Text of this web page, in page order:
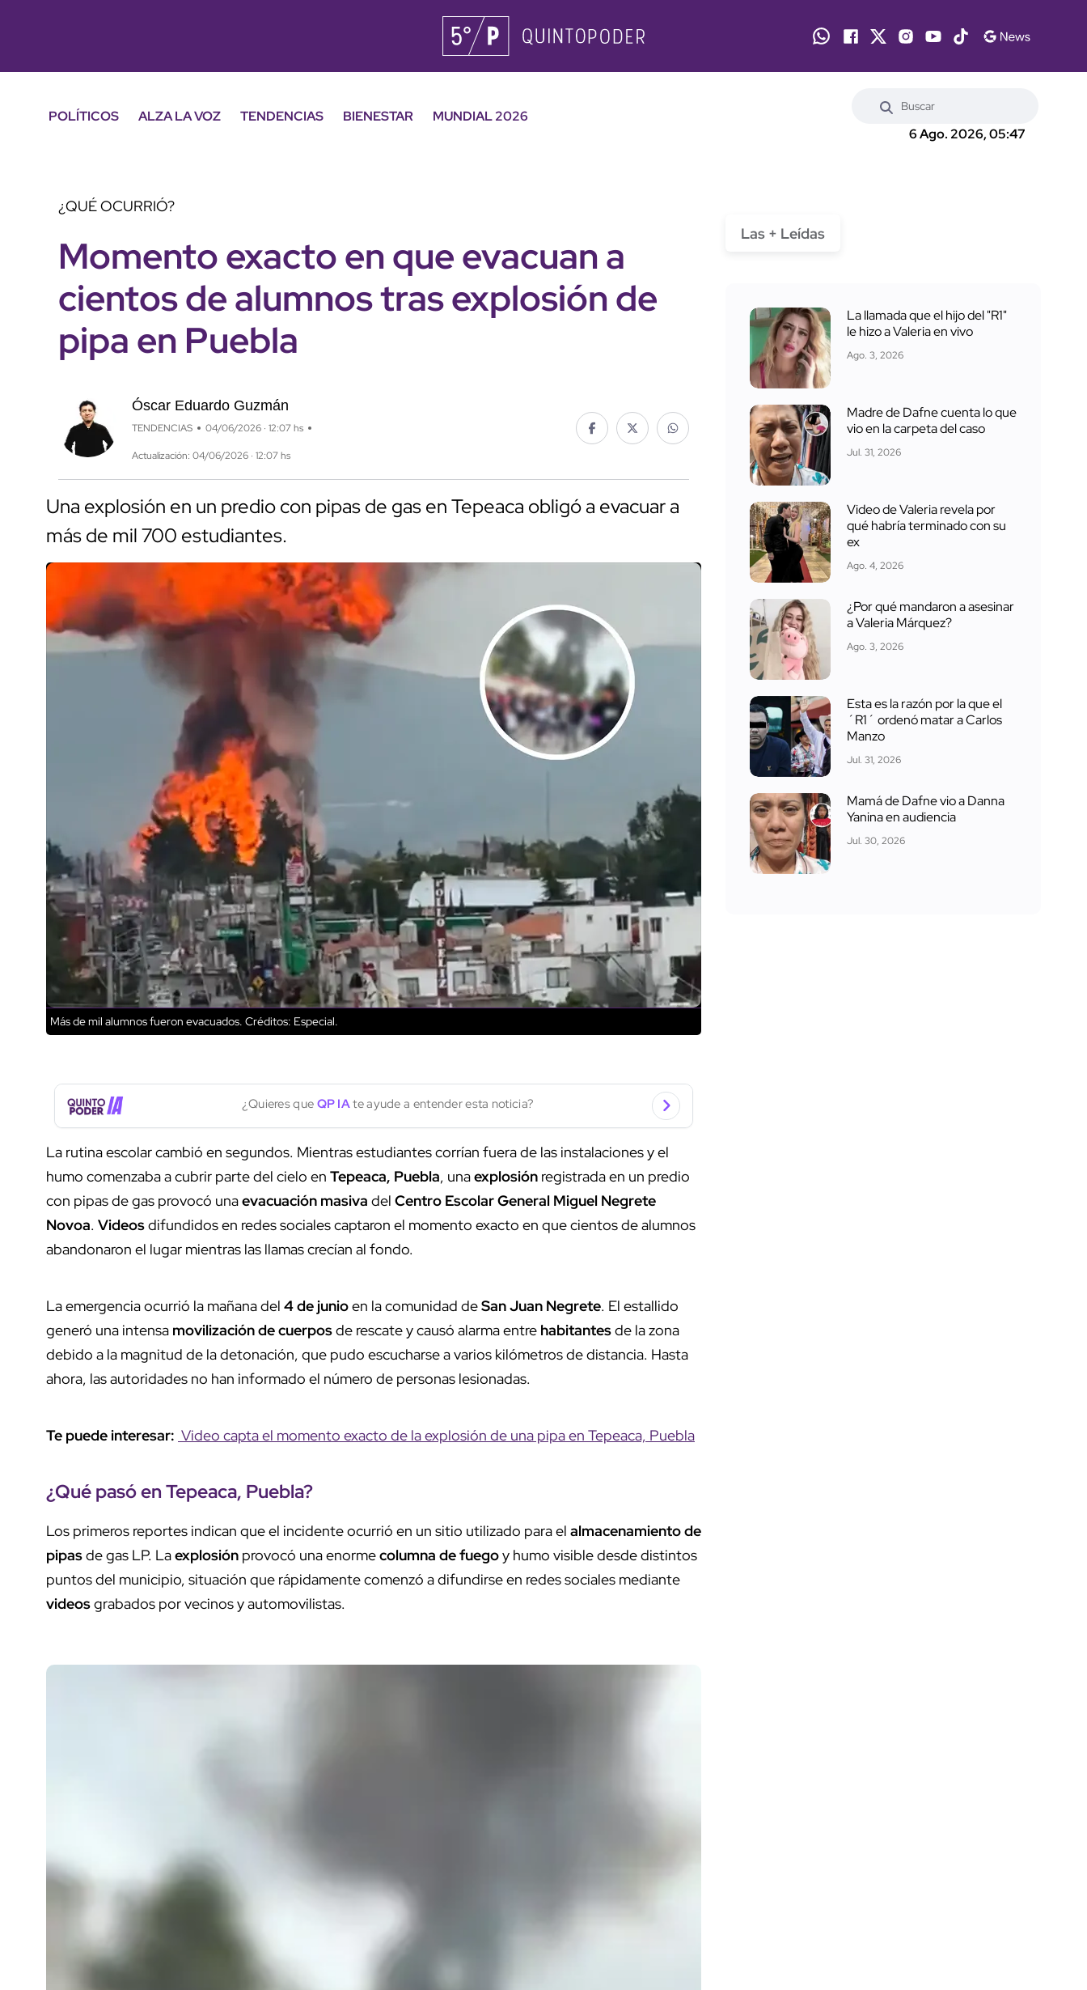
POLÍTICOS ALZA LA VOZ TENDENCIAS BIENESTAR
MUNDIAL 2026
6 Ago. 2026, 05:47
¿QUÉ OCURRIÓ?
Momento exacto en que evacuan a
cientos de alumnos tras explosión de
pipa en Puebla
Óscar Eduardo Guzmán
TENDENCIAS 04/06/2026 · 12:07 hs
Actualización: 04/06/2026 · 12:07 hs
Una explosión en un predio con pipas de gas en Tepeaca obligó a evacuar a
más de mil 700 estudiantes.
Más de mil alumnos fueron evacuados. Créditos: Especial.
¿Quieres que QP IAte ayude a entender esta noticia?
La rutina escolar cambió en segundos. Mientras estudiantes corrían fuera de las instalaciones y el
humo comenzaba a cubrir parte del cielo en Tepeaca, Puebla, unaexplosión registrada en un predio
con pipas de gas provocó unaevacuación masiva del Centro Escolar General Miguel Negrete
Novoa. Videosdifundidos en redes sociales captaron el momento exacto en que cientos de alumnos
abandonaron el lugar mientras las llamas crecían al fondo.
La emergencia ocurrió la mañana del 4 de junioen la comunidad deSan Juan Negrete. El estallido
generó una intensa movilización de cuerposde rescate y causó alarma entre habitantesde la zona
debido a la magnitud de la detonación, que pudo escucharse a varios kilómetros de distancia. Hasta
ahora, las autoridades no han informado el número de personas lesionadas.
Te puede interesar: Video capta el momento exacto de la explosión de una pipa en Tepeaca, Puebla
¿Qué pasó enTepeaca, Puebla?
Los primeros reportes indican que el incidente ocurrió en un sitio utilizado para el almacenamiento de
pipasde gas LP. Laexplosión provocó una enormecolumna de fuegoy humo visible desde distintos
puntos del municipio, situación que rápidamente comenzó a difundirse en redes sociales mediante
videosgrabados por vecinos y automovilistas.
Las + Leídas
La llamada que el hijo del "R1"
le hizo a Valeria en vivo
Ago. 3, 2026
Madre de Dafne cuenta lo que
vio en la carpeta del caso
Jul. 31, 2026
Video de Valeria revela por
qué habría terminado con su
ex
Ago. 4, 2026
¿Por qué mandaron a asesinar
a Valeria Márquez?
Ago. 3, 2026
Esta es la razón por la que el
´R1´ ordenó matar a Carlos
Manzo
Jul. 31, 2026
Mamá de Dafne vio a Danna
Yanina en audiencia
Jul. 30, 2026